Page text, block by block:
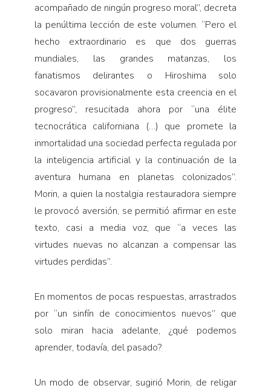
acompañado de ningún progreso moral”, decreta
la penúltima lección de este volumen. “Pero el
hecho extraordinario es que dos guerras
mundiales, las grandes matanzas, los
fanatismos delirantes o Hiroshima solo
socavaron provisionalmente esta creencia en el
progreso”, resucitada ahora por “una élite
tecnocrática californiana (…) que promete la
inmortalidad una sociedad perfecta regulada por
la inteligencia artificial y la continuación de la
aventura humana en planetas colonizados”.
Morin, a quien la nostalgia restauradora siempre
le provocó aversión, se permitió afirmar en este
texto, casi a media voz, que “a veces las
virtudes nuevas no alcanzan a compensar las
virtudes perdidas”.
En momentos de pocas respuestas, arrastrados
por “un sinfín de conocimientos nuevos” que
solo miran hacia adelante, ¿qué podemos
aprender, todavía, del pasado?
Un modo de observar, sugirió Morin, de religar